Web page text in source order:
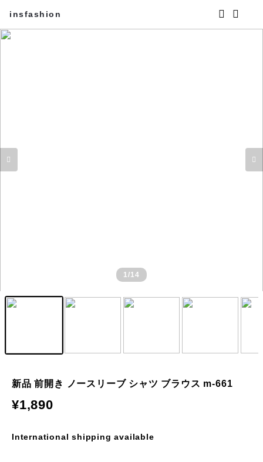
insfashion
1/14
新品 前開き ノースリーブ シャツ ブラウス m-661
¥1,890
International shipping available